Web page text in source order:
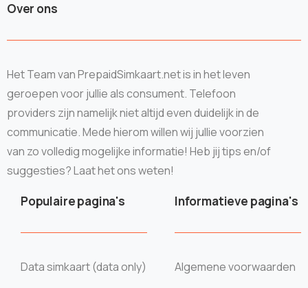
Over ons
Het Team van PrepaidSimkaart.net is in het leven
geroepen voor jullie als consument. Telefoon
providers zijn namelijk niet altijd even duidelijk in de
communicatie. Mede hierom willen wij jullie voorzien
van zo volledig mogelijke informatie! Heb jij tips en/of
suggesties? Laat het ons weten!
Populaire pagina's
Data simkaart (data only)
Informatieve pagina's
Algemene voorwaarden